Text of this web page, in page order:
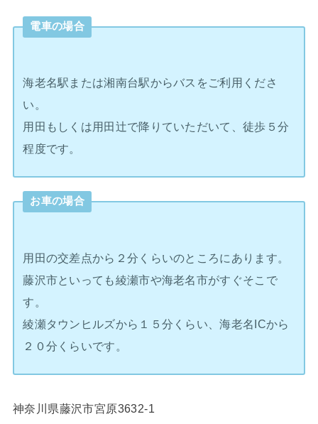
電車の場合
海老名駅または湘南台駅からバスをご利用くださ
い。
用田もしくは用田辻で降りていただいて、徒歩５分
程度です。
お車の場合
用田の交差点から２分くらいのところにあります。
藤沢市といっても綾瀬市や海老名市がすぐそこで
す。
綾瀬タウンヒルズから１５分くらい、海老名ICから
２０分くらいです。
神奈川県藤沢市宮原3632-1